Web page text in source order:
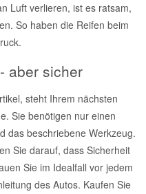
Luft verlieren, ist es ratsam,
So haben die Reifen beim
aber sicher
steht Ihrem nächsten
Sie benötigen nur einen
das beschriebene Werkzeug.
Sie darauf, dass Sicherheit
Sie im Idealfall vor jedem
des Autos. Kaufen Sie